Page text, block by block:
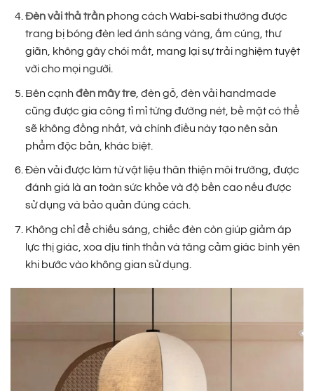
Đèn vải thả trầnphong cách Wabi-sabi thường được
trang bị bóng đèn led ánh sáng vàng, ấm cúng, thư
giãn, không gây chói mắt, mang lại sự trải nghiệm tuyệt
vời cho mọi người.
Bên cạnh đèn mây tre, đèn gỗ, đèn vải handmade
cũng được gia công tỉ mỉ từng đường nét, bề mặt có thể
sẽ không đồng nhất, và chính điều này tạo nên sản
phẩm độc bản, khác biệt.
Đèn vải được làm từ vật liệu thân thiện môi trường, được
đánh giá là an toàn sức khỏe và độ bền cao nếu được
sử dụng và bảo quản đúng cách.
Không chỉ để chiếu sáng, chiếc đèn còn giúp giảm áp
lực thị giác, xoa dịu tinh thần và tăng cảm giác bình yên
khi bước vào không gian sử dụng.